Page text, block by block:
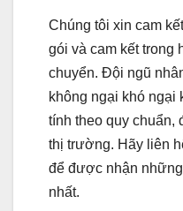
Chúng tôi xin cam
gói và cam kết trong
chuyển. Đội ngũ
không ngại khó
tính theo quy chuẩn,
thị trường. Hãy liên
để được nhận
nhất.